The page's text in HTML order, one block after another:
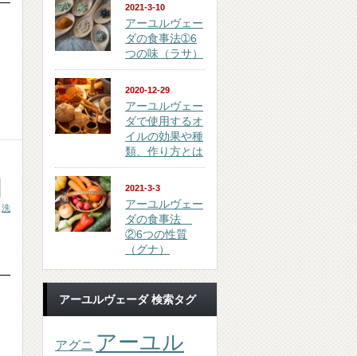
洗
2021-3-10
アーユルヴェー
ダの食事法➀6
つの味（ラサ）
2020-12-29
アーユルヴェー
ダで使用するオ
イルの効果や種
類、作り方とは
2021-3-3
アーユルヴェー
ダの食事法
②6つの性質
（グナ）
アーユルヴェーダ 検索タグ
アグニ アーユル